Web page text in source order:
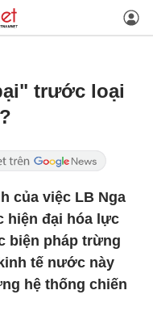
trước loại
của việc LB Nga
hiện đại hóa lực
biện pháp trừng
tế nước này
hệ thống chiến